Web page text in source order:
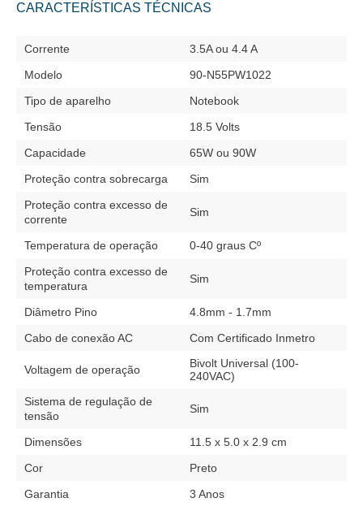
CARACTERÍSTICAS TÉCNICAS
Corrente
3.5A ou 4.4 A
Modelo
90-N55PW1022
Tipo de aparelho
Notebook
Tensão
18.5 Volts
Capacidade
65W ou 90W
Proteção contra sobrecarga
Sim
Proteção contra excesso de
corrente
Sim
Temperatura de operação
0-40 graus Cº
Proteção contra excesso de
temperatura
Sim
Diâmetro Pino
4.8mm - 1.7mm
Cabo de conexão AC
Com Certificado Inmetro
Voltagem de operação
Bivolt Universal (100-
240VAC)
Sistema de regulação de
tensão
Sim
Dimensões
11.5 x 5.0 x 2.9 cm
Cor
Preto
Garantia
3 Anos